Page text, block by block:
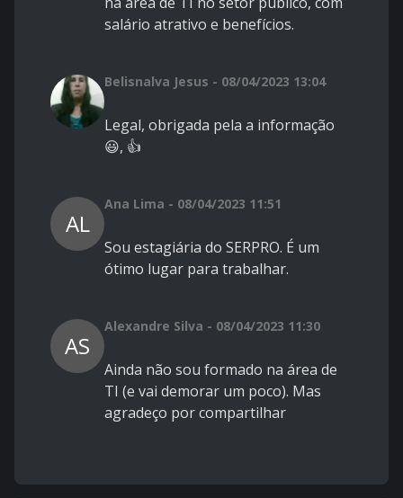
salário atrativo e benefícios.
Belisnalva Jesus - 08/04/2023 13:04
Legal, obrigada pela a informação
😃, 👍
AL
Ana Lima - 08/04/2023 11:51
Sou estagiária do SERPRO. É um
ótimo lugar para trabalhar.
AS
Alexandre Silva - 08/04/2023 11:30
Ainda não sou formado na área de
TI (e vai demorar um poco). Mas
agradeço por compartilhar